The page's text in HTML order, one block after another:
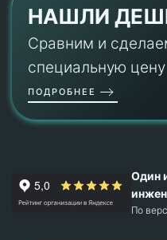
НАШЛИ
Сравним и
специальную цену
ПОДРОБНЕЕ
Один
По